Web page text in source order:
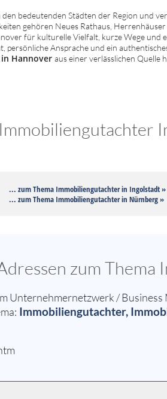
bedeutenden Städten der Region und
gehören Neues Rathaus,
für kulturelle Vielfalt, kurze Wege und
Ansprache und ein
Hannover aus einer verlässlichen Quelle
... zum Thema Immobiliengutachter in Ingolstadt »
... zum Thema Immobiliengutachter in Nürnberg »
zum
Unternehmernetzwerk /
Immobiliengutachter,